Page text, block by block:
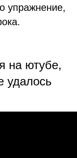
упражнение,
на ютубе,
удалось